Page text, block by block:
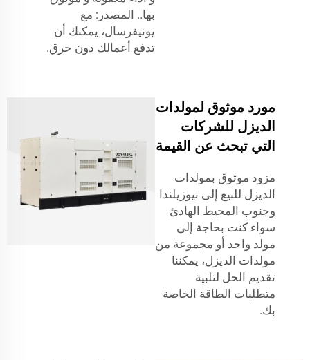
بها.. المصدر: مع
يونيفرسال، يمكنك أن
تدفع أعمالك دون حرق.
مورد موثوق لمولدات
الديزل للشركات
التي تبحث عن القيمة
مزود موثوق بمولدات
الديزل للبيع إلى نيوزيلندا
وجنوب المحيط الهادئ
سواء كنت بحاجة إلى
مولد واحد أو مجموعة من
مولدات الديزل، يمكننا
تقديم الحل لتلبية
متطلبات الطاقة الخاصة
بك.